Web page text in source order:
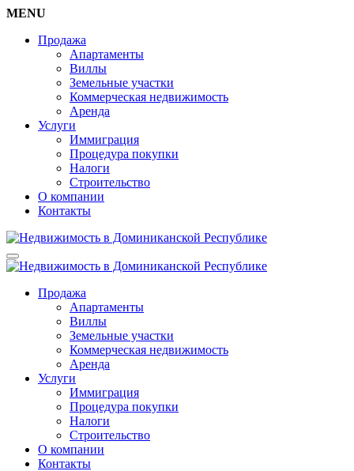
MENU
Продажа
Апартаменты
Виллы
Земельные участки
Коммерческая недвижимость
Аренда
Услуги
Иммиграция
Процедура покупки
Налоги
Строительство
О компании
Контакты
Продажа
Апартаменты
Виллы
Земельные участки
Коммерческая недвижимость
Аренда
Услуги
Иммиграция
Процедура покупки
Налоги
Строительство
О компании
Контакты